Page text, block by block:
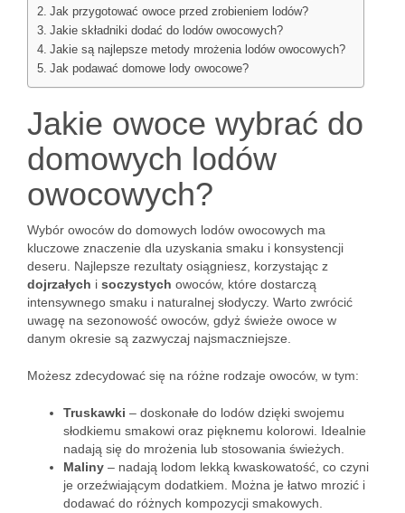
Jak przygotować owoce przed zrobieniem lodów?
Jakie składniki dodać do lodów owocowych?
Jakie są najlepsze metody mrożenia lodów owocowych?
Jak podawać domowe lody owocowe?
Jakie owoce wybrać do
domowych lodów
owocowych?
Wybór owoców do domowych lodów owocowych ma
kluczowe znaczenie dla uzyskania smaku i konsystencji
deseru. Najlepsze rezultaty osiągniesz, korzystając z
dojrzałych i soczystych owoców, które dostarczą
intensywnego smaku i naturalnej słodyczy. Warto zwrócić
uwagę na sezonowość owoców, gdyż świeże owoce w
danym okresie są zazwyczaj najsmaczniejsze.
Możesz zdecydować się na różne rodzaje owoców, w tym:
Truskawki – doskonałe do lodów dzięki swojemu
słodkiemu smakowi oraz pięknemu kolorowi. Idealnie
nadają się do mrożenia lub stosowania świeżych.
Maliny – nadają lodom lekką kwaskowatość, co czyni
je orzeźwiającym dodatkiem. Można je łatwo mrozić i
dodawać do różnych kompozycji smakowych.